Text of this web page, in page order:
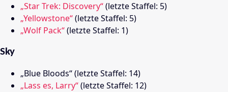
„Star Trek: Discovery“(letzte Staffel: 5)
„Yellowstone“(letzte Staffel: 5)
„Wolf Pack“(letzte Staffel: 1)
Sky
„Blue Bloods“ (letzte Staffel: 14)
„Lass es, Larry“(letzte Staffel: 12)